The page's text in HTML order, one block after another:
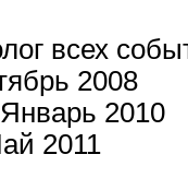
всех
2008
2010
2011